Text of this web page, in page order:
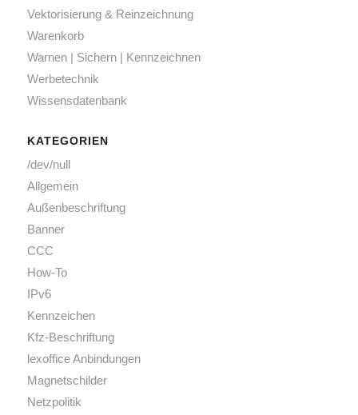
Vektorisierung & Reinzeichnung
Warenkorb
Warnen | Sichern | Kennzeichnen
Werbetechnik
Wissensdatenbank
KATEGORIEN
/dev/null
Allgemein
Außenbeschriftung
Banner
CCC
How-To
IPv6
Kennzeichen
Kfz-Beschriftung
lexoffice Anbindungen
Magnetschilder
Netzpolitik